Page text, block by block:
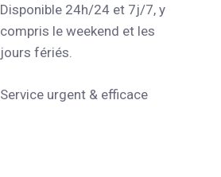
Disponible 24h/24 et 7j/7, y
compris le weekend et les
jours fériés.
Service urgent & efficace